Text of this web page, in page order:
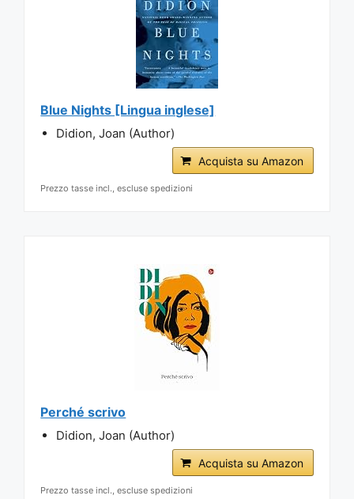
Blue Nights [Lingua inglese]
Didion, Joan (Author)
Acquista su Amazon
Prezzo tasse incl., escluse spedizioni
Perché scrivo
Didion, Joan (Author)
Acquista su Amazon
Prezzo tasse incl., escluse spedizioni